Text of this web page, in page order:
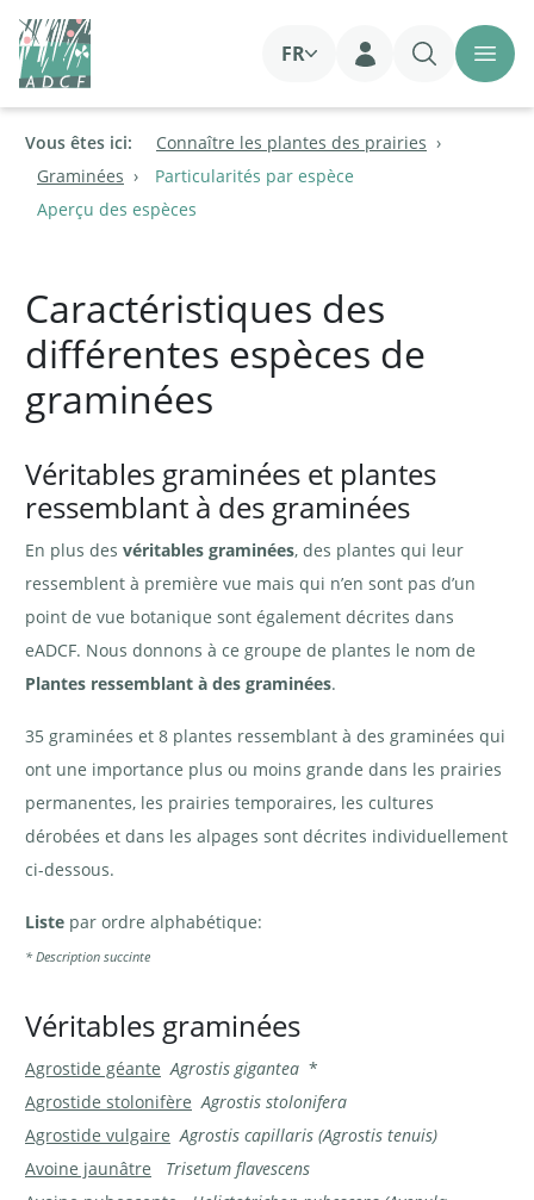
FR
Login
Vous êtes ici:
Connaître les plantes des prairies
Graminées
Particularités par espèce
Aperçu des espèces
Caractéristiques des
différentes espèces de
graminées
Véritables graminées et plantes
ressemblant à des graminées
En plus des véritables graminées, des plantes qui leur
ressemblent à première vue mais qui n’en sont pas d’un
point de vue botanique sont également décrites dans
eADCF. Nous donnons à ce groupe de plantes le nom de
Plantes ressemblant à des graminées.
35 graminées et 8 plantes ressemblant à des graminées qui
ont une importance plus ou moins grande dans les prairies
permanentes, les prairies temporaires, les cultures
dérobées et dans les alpages sont décrites individuellement
ci-dessous.
Liste par ordre alphabétique:
* Description succinte
Véritables graminées
Agrostide géante Agrostis gigantea *
Agrostide stolonifère Agrostis stolonifera
Agrostide vulgaire Agrostis capillaris (Agrostis tenuis)
Avoine jaunâtre
Trisetum flavescens